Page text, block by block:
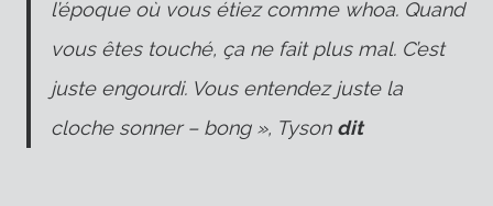
l’époque où vous étiez comme whoa. Quand
vous êtes touché, ça ne fait plus mal. C’est
juste engourdi. Vous entendez juste la
cloche sonner – bong », Tyson dit